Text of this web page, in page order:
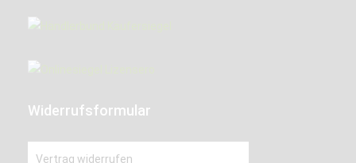
Widerrufsformular
Vertrag widerrufen